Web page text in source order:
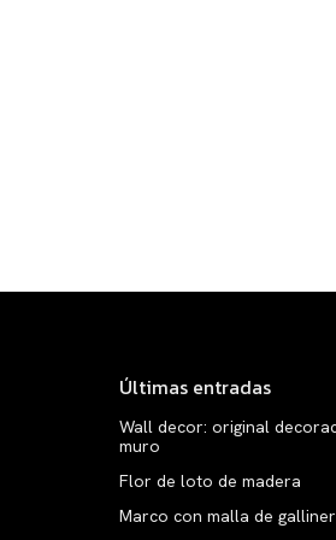
Últimas entradas
Wall decor: original
muro
Flor de loto de madera
Marco con malla de